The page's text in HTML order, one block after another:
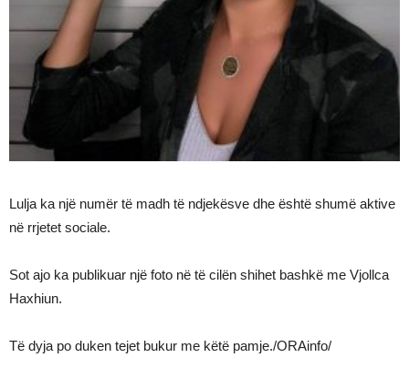
Lulja ka një numër të madh të ndjekësve dhe është shumë aktive
në rrjetet sociale.
Sot ajo ka publikuar një foto në të cilën shihet bashkë me Vjollca
Haxhiun.
Të dyja po duken tejet bukur me këtë pamje./ORAinfo/